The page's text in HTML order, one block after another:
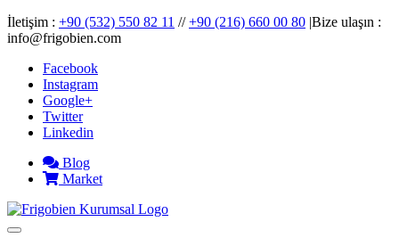
İletişim : +90 (532) 550 82 11 //+90 (216) 660 00 80 |Bize ulaşın :
info@frigobien.com
Facebook
Instagram
Google+
Twitter
Linkedin
Blog
Market